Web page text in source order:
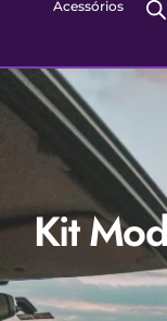
Acessórios
Kit